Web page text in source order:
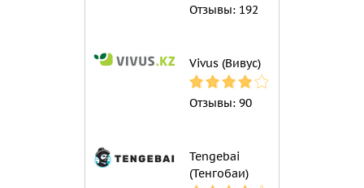
Отзывы: 192
Vivus (Вивус)
Отзывы: 90
Tengebai
(Тенгобаи)